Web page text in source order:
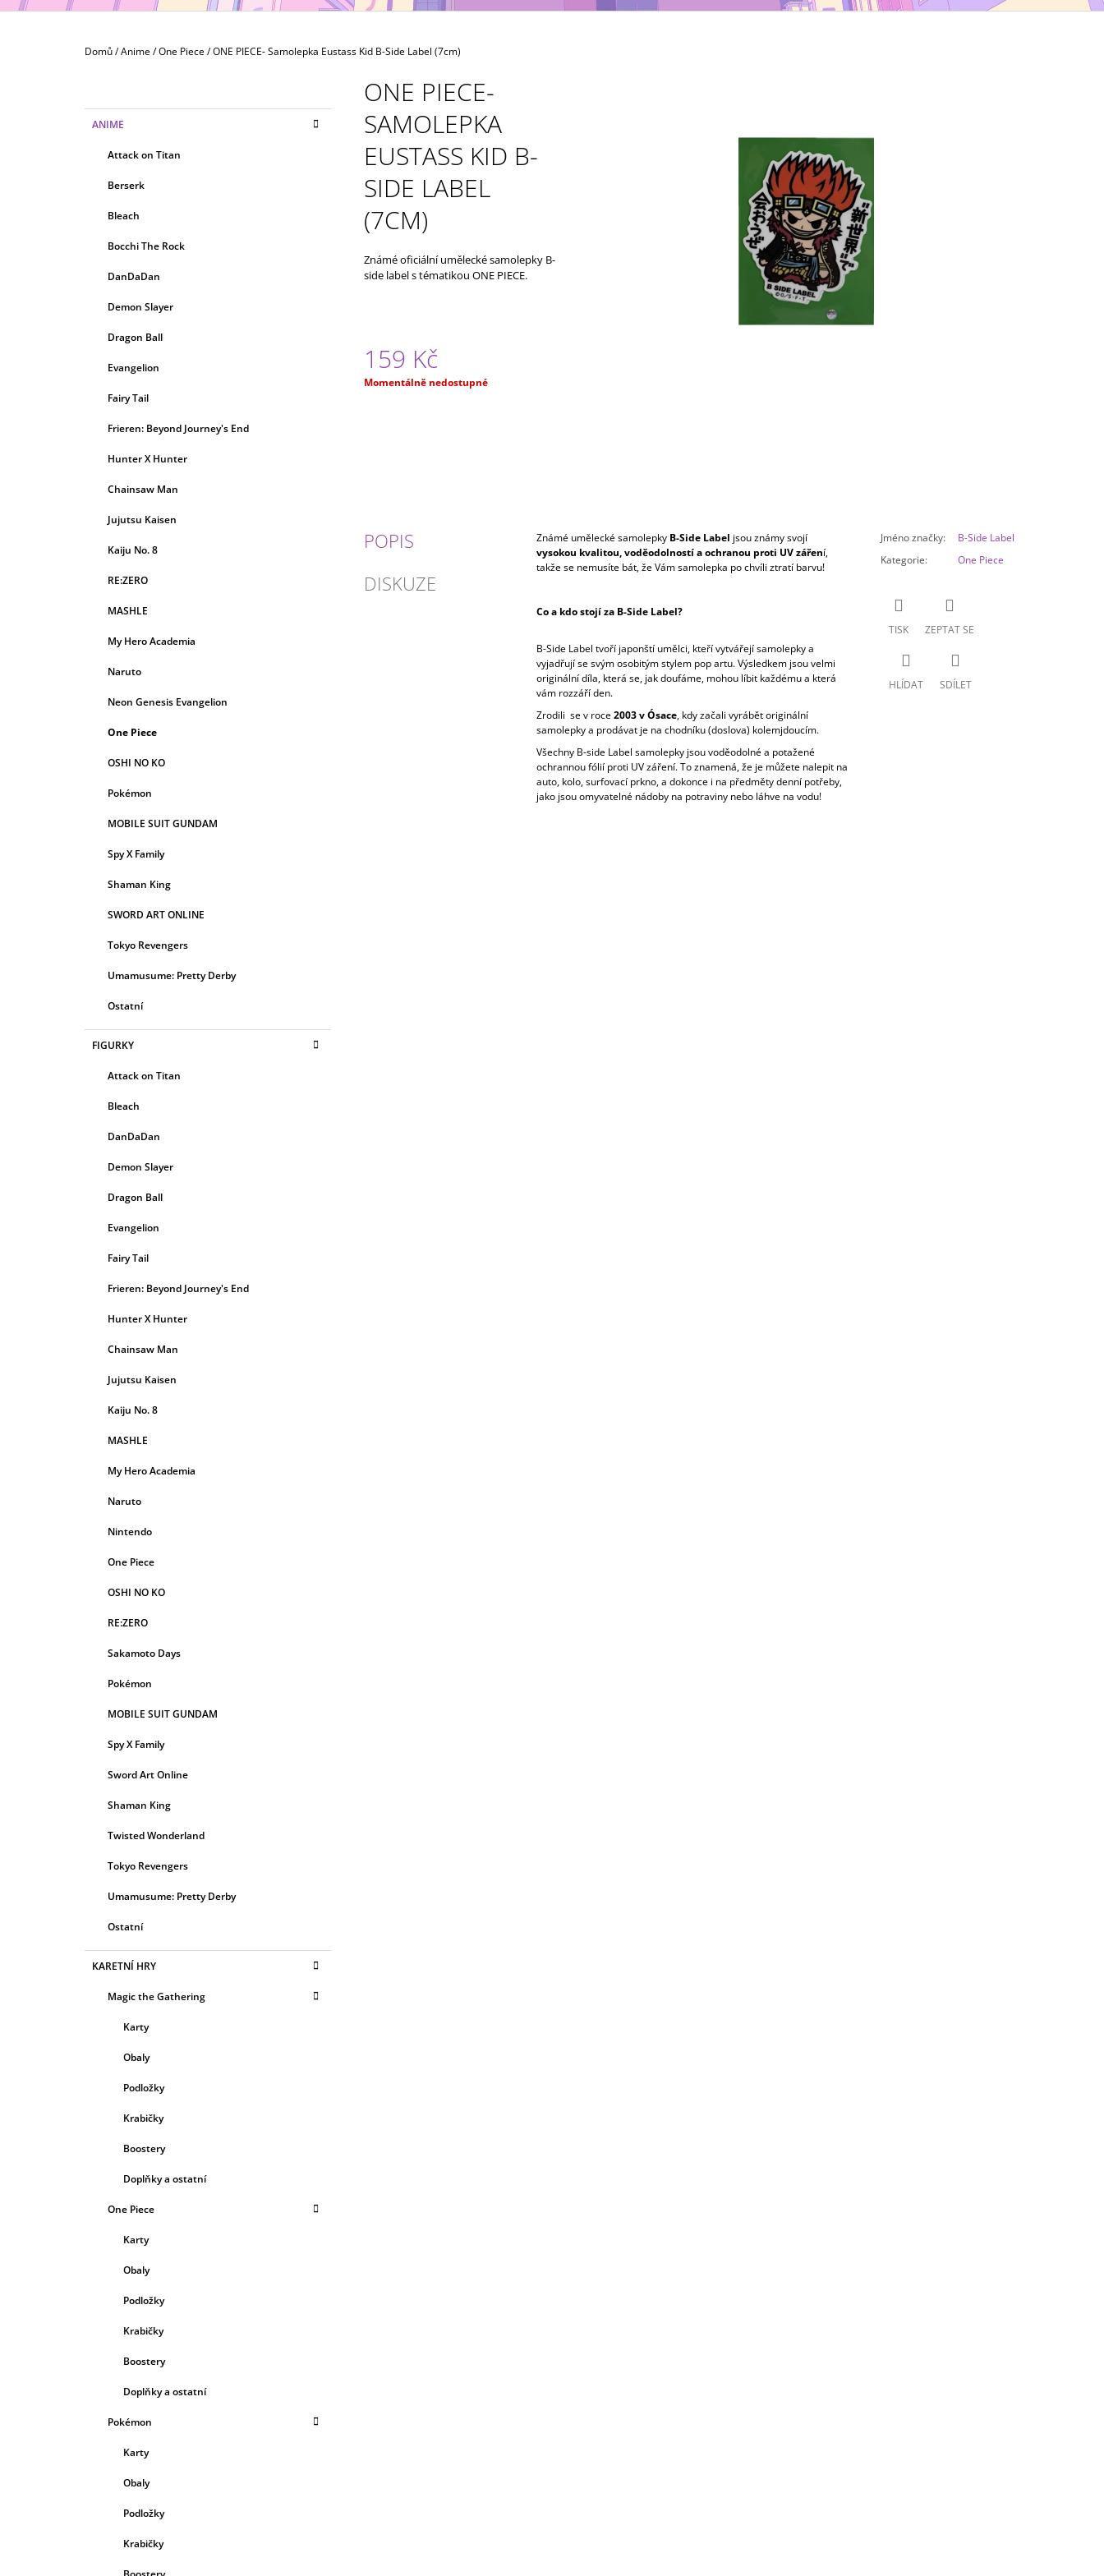
Domů/Anime/One Piece/ONE PIECE- Samolepka Eustass Kid B-Side Label (7cm)
kategorie
K
AANIME
Attack on Titan
Berserk
Bleach
Bocchi The Rock
DanDaDan
Demon Slayer
Dragon Ball
Evangelion
Fairy Tail
Frieren: Beyond Journey's End
Hunter X Hunter
Chainsaw Man
Jujutsu Kaisen
Kaiju No. 8
RE:ZERO
MASHLE
My Hero Academia
Naruto
Neon Genesis Evangelion
One Piece
OSHI NO KO
Pokémon
MOBILE SUIT GUNDAM
Spy X Family
Shaman King
SWORD ART ONLINE
Tokyo Revengers
Umamusume: Pretty Derby
Ostatní
FIGURKY
Attack on Titan
Bleach
DanDaDan
Demon Slayer
Dragon Ball
Evangelion
Fairy Tail
Frieren: Beyond Journey's End
Hunter X Hunter
Chainsaw Man
Jujutsu Kaisen
Kaiju No. 8
MASHLE
My Hero Academia
Naruto
Nintendo
One Piece
OSHI NO KO
RE:ZERO
Sakamoto Days
Pokémon
MOBILE SUIT GUNDAM
Spy X Family
Sword Art Online
Shaman King
Twisted Wonderland
Tokyo Revengers
Umamusume: Pretty Derby
Ostatní
KARETNÍ HRY
Magic the Gathering
Karty
Obaly
Podložky
Krabičky
Boostery
Doplňky a ostatní
One Piece
Karty
Obaly
Podložky
Krabičky
Boostery
Doplňky a ostatní
Pokémon
Karty
Obaly
Podložky
Krabičky
ONE PIECE-
SAMOLEPKA
EUSTASS KID B-
SIDE LABEL
(7CM)
Známé oficiální umělecké samolepky B-
side label s tématikou ONE PIECE.
159 Kč
Měrná
Momentálně nedostupné
POPIS
DISKUZE
Známé umělecké samolepky B-Side Label jsou známy svojí
vysokou kvalitou, voděodolností a ochranou proti UV záření,
takže se nemusíte bát, že Vám samolepka po chvíli ztratí barvu!
Co a kdo stojí za B-Side Label?
B-Side Label tvoří japonští umělci, kteří vytvářejí samolepky a
vyjadřují se svým osobitým stylem pop artu. Výsledkem jsou velmi
originální díla, která se, jak doufáme, mohou líbit každému a která
vám rozzáří den.
Zrodili se v roce2003 v Ósace, kdy začali vyrábět originální
samolepky a prodávat je na chodníku (doslova) kolemjdoucím.
Všechny B-side Label samolepky jsou voděodolné a potažené
ochrannou fólií proti UV záření. To znamená, že je můžete nalepit na
auto, kolo, surfovací prkno, a dokonce i na předměty denní potřeby,
jako jsou omyvatelné nádoby na potraviny nebo láhve na vodu!
Jméno značky:
B-Side Label
Kategorie: One Piece
TISK ZEPTAT SE
HLÍDAT SDÍLET